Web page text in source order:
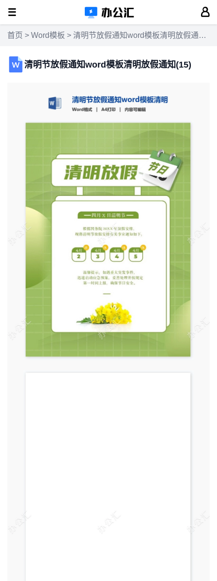
首页 > Word模板 > 清明节放假通知word模板清明放假通知(15)
清明节放假通知word模板清明放假通知(15)